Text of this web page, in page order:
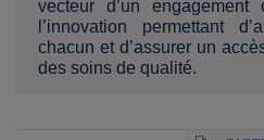
vecteur d’un
l’innovation permettant
chacun et d’assurer un
des soins de qualité.